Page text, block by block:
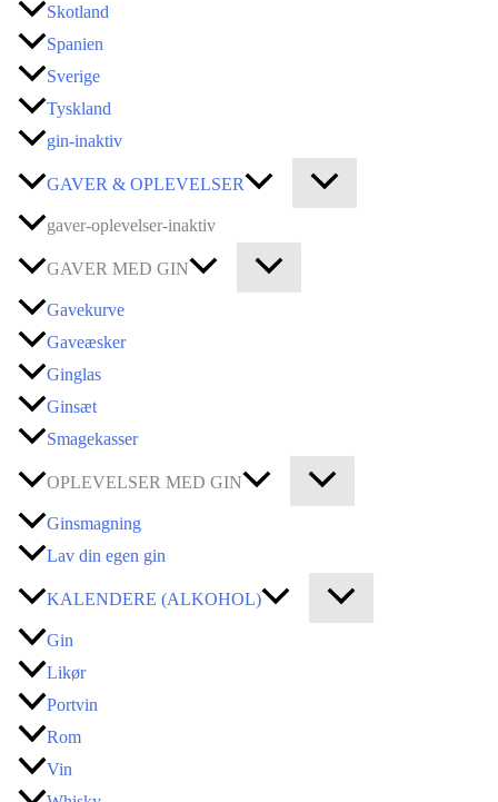
Skotland
Spanien
Sverige
Tyskland
gin-inaktiv
GAVER & OPLEVELSER
gaver-oplevelser-inaktiv
GAVER MED GIN
Gavekurve
Gaveæsker
Ginglas
Ginsæt
Smagekasser
OPLEVELSER MED GIN
Ginsmagning
Lav din egen gin
KALENDERE (ALKOHOL)
Gin
Likør
Portvin
Rom
Vin